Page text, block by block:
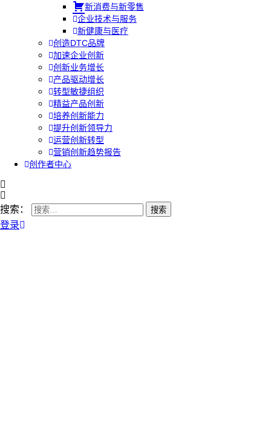
新消费与新零售
企业技术与服务
新健康与医疗
创造DTC品牌
加速企业创新
创新业务增长
产品驱动增长
转型敏捷组织
精益产品创新
培养创新能力
提升创新领导力
运营创新转型
营销创新趋势报告
创作者中心
搜索：
登录